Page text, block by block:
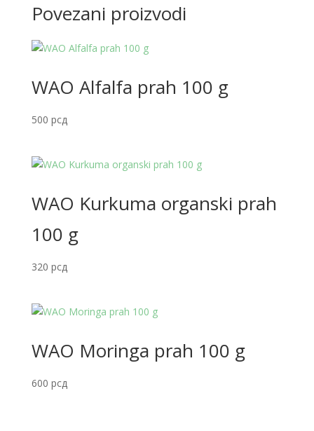
Povezani proizvodi
WAO Alfalfa prah 100 g
500 рсд
WAO Kurkuma organski prah
100 g
320 рсд
WAO Moringa prah 100 g
600 рсд